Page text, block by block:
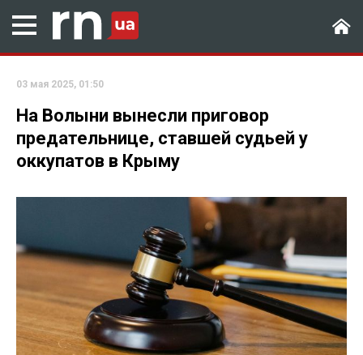
03 мая 2025, 01:50
На Волыни вынесли приговор
предательнице, ставшей судьей у
оккупатов в Крыму